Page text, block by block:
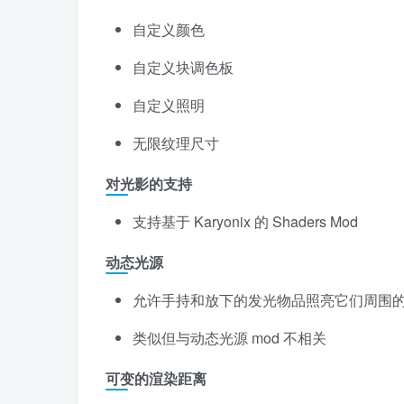
自定义颜色
自定义块调色板
自定义照明
无限纹理尺寸
对光影的支持
支持基于 Karyonix 的 Shaders Mod
动态光源
允许手持和放下的发光物品照亮它们周围
类似但与动态光源 mod 不相关
可变的渲染距离